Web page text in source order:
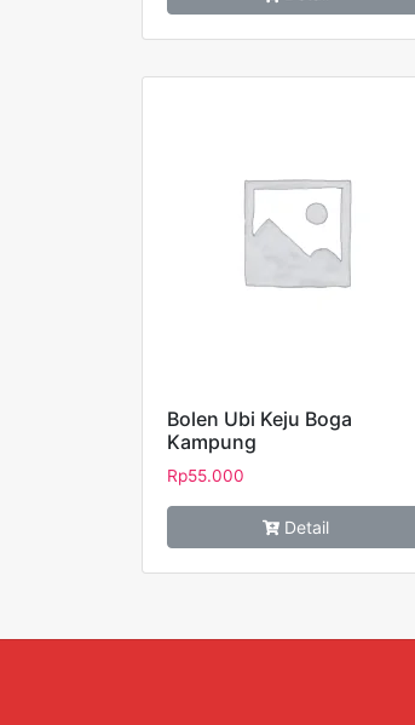
Bolen Ubi Keju Boga
Kampung
Rp55.000
Detail